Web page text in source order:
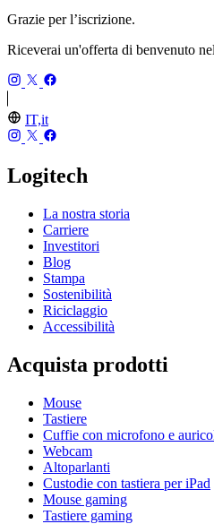
Grazie per l’iscrizione.
Riceverai un'offerta di benvenuto
IT,it
Logitech
La nostra storia
Carriere
Investitori
Blog
Stampa
Sostenibilità
Riciclaggio
Accessibilità
Acquista prodotti
Mouse
Tastiere
Cuffie con microfono e
Webcam
Altoparlanti
Custodie con tastiera per iPad
Mouse gaming
Tastiere gaming